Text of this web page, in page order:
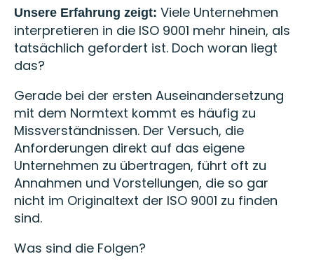
Unsere Erfahrung zeigt: Viele Unternehmen
interpretieren in die ISO 9001 mehr hinein, als
tatsächlich gefordert ist. Doch woran liegt
das?
Gerade bei der ersten Auseinandersetzung
mit dem Normtext kommt es häufig zu
Missverständnissen. Der Versuch, die
Anforderungen direkt auf das eigene
Unternehmen zu übertragen, führt oft zu
Annahmen und Vorstellungen, die so gar
nicht im Originaltext der ISO 9001 zu finden
sind.
Was sind die Folgen?